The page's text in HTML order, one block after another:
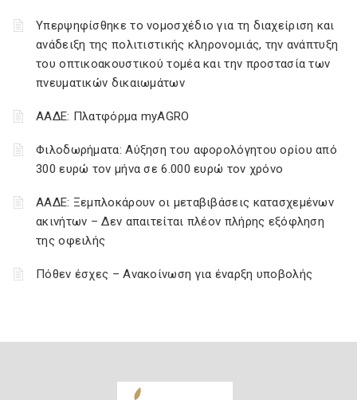
Υπερψηφίσθηκε το νομοσχέδιο για τη διαχείριση και
ανάδειξη της πολιτιστικής κληρονομιάς, την ανάπτυξη
του οπτικοακουστικού τομέα και την προστασία των
πνευματικών δικαιωμάτων
ΑΑΔΕ: Πλατφόρμα myAGRO
Φιλοδωρήματα: Αύξηση του αφορολόγητου ορίου από
300 ευρώ τον μήνα σε 6.000 ευρώ τον χρόνο
ΑΑΔΕ: Ξεμπλοκάρουν οι μεταβιβάσεις κατασχεμένων
ακινήτων – Δεν απαιτείται πλέον πλήρης εξόφληση
της οφειλής
Πόθεν έσχες – Ανακοίνωση για έναρξη υποβολής